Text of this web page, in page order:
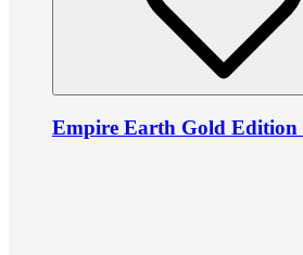
Empire Earth Gold Edition